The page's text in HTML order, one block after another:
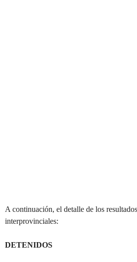
A continuación, el detalle de los
interprovinciales:
DETENIDOS